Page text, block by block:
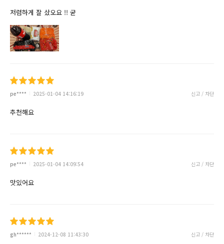
저렴하게 잘 샀오요 !! 굳
pe**** 2025-01-04 14:16:19 신고 / 차단
추천해요
pe**** 2025-01-04 14:09:54 신고 / 차단
맛있어요
gh****** 2024-12-08 11:43:30 신고 / 차단